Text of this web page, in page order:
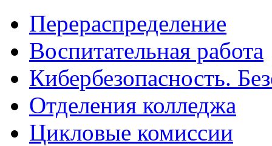
Перераспределение
Воспитательная работа
Кибербезопасность.
Отделения колледжа
Цикловые комиссии